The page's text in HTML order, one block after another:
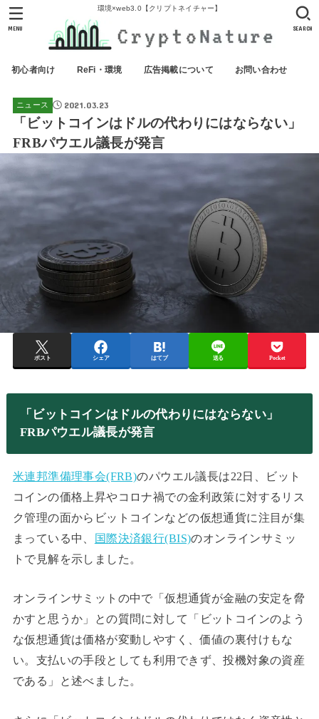
環境×web3.0【クリプトネイチャー】
初心者向け ReFi・環境 広告掲載について お問い合わせ
SEARCH
MENU
ニュース 2021.03.23
「ビットコインはドルの代わりにはならない」
FRBパウエル議長が発言
ポスト シェア はてブ 送る Pocket
「ビットコインはドルの代わりにはならない」
FRBパウエル議長が発言
米連邦準備理事会(FRB)のパウエル議長は22日、ビット
コインの価格上昇やコロナ禍での金利政策に対するリス
ク管理の面から ビットコインなどの仮想通貨に注目が集
まっている中、 国際決済銀行(BIS)のオンラインサミッ
トで 見解を示しました。
オンラインサミットの中で「仮想通貨が金融の安定を脅
かすと思うか」との質問に対して 「ビットコインのよう
な仮想通貨は価格が変動しやすく、価値の裏付けもな
い。 支払いの手段としても利用できず、投機対象の資産
である」
と述べました。